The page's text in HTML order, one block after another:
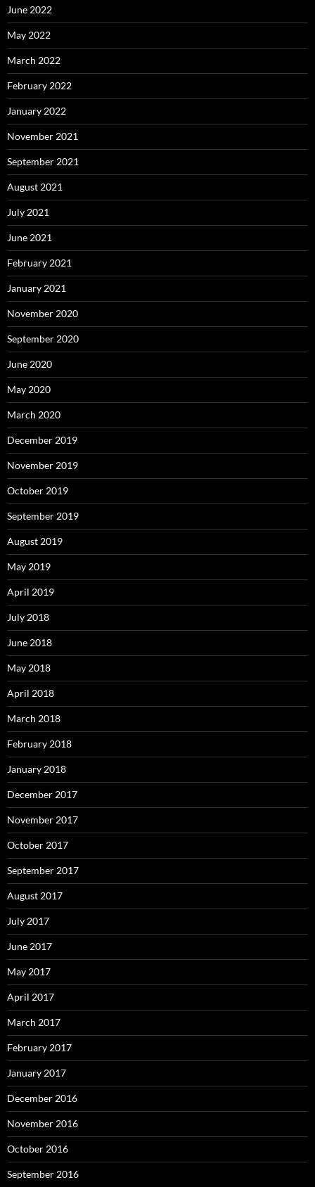
June 2022
May 2022
March 2022
February 2022
January 2022
November 2021
September 2021
August 2021
July 2021
June 2021
February 2021
January 2021
November 2020
September 2020
June 2020
May 2020
March 2020
December 2019
November 2019
October 2019
September 2019
August 2019
May 2019
April 2019
July 2018
June 2018
May 2018
April 2018
March 2018
February 2018
January 2018
December 2017
November 2017
October 2017
September 2017
August 2017
July 2017
June 2017
May 2017
April 2017
March 2017
February 2017
January 2017
December 2016
November 2016
October 2016
September 2016